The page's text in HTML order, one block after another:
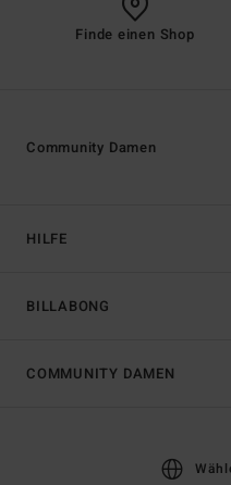
Finde einen Shop
HILFE
BILLABONG
Community Damen
COMMUNITY DAMEN